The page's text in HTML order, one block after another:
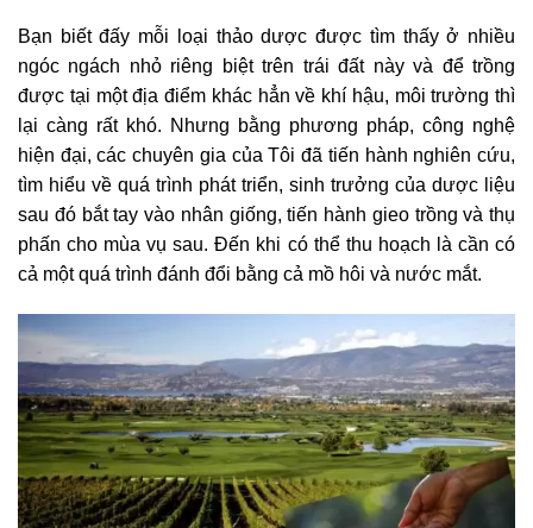
Bạn biết đấy mỗi loại thảo dược được tìm thấy ở nhiều
ngóc ngách nhỏ riêng biệt trên trái đất này và để trồng
được tại một địa điểm khác hẳn về khí hậu, môi trường thì
lại càng rất khó. Nhưng bằng phương pháp, công nghệ
hiện đại, các chuyên gia của Tôi đã tiến hành nghiên cứu,
tìm hiểu về quá trình phát triển, sinh trưởng của dược liệu
sau đó bắt tay vào nhân giống, tiến hành gieo trồng và thụ
phấn cho mùa vụ sau. Đến khi có thể thu hoạch là cần có
cả một quá trình đánh đổi bằng cả mồ hôi và nước mắt.